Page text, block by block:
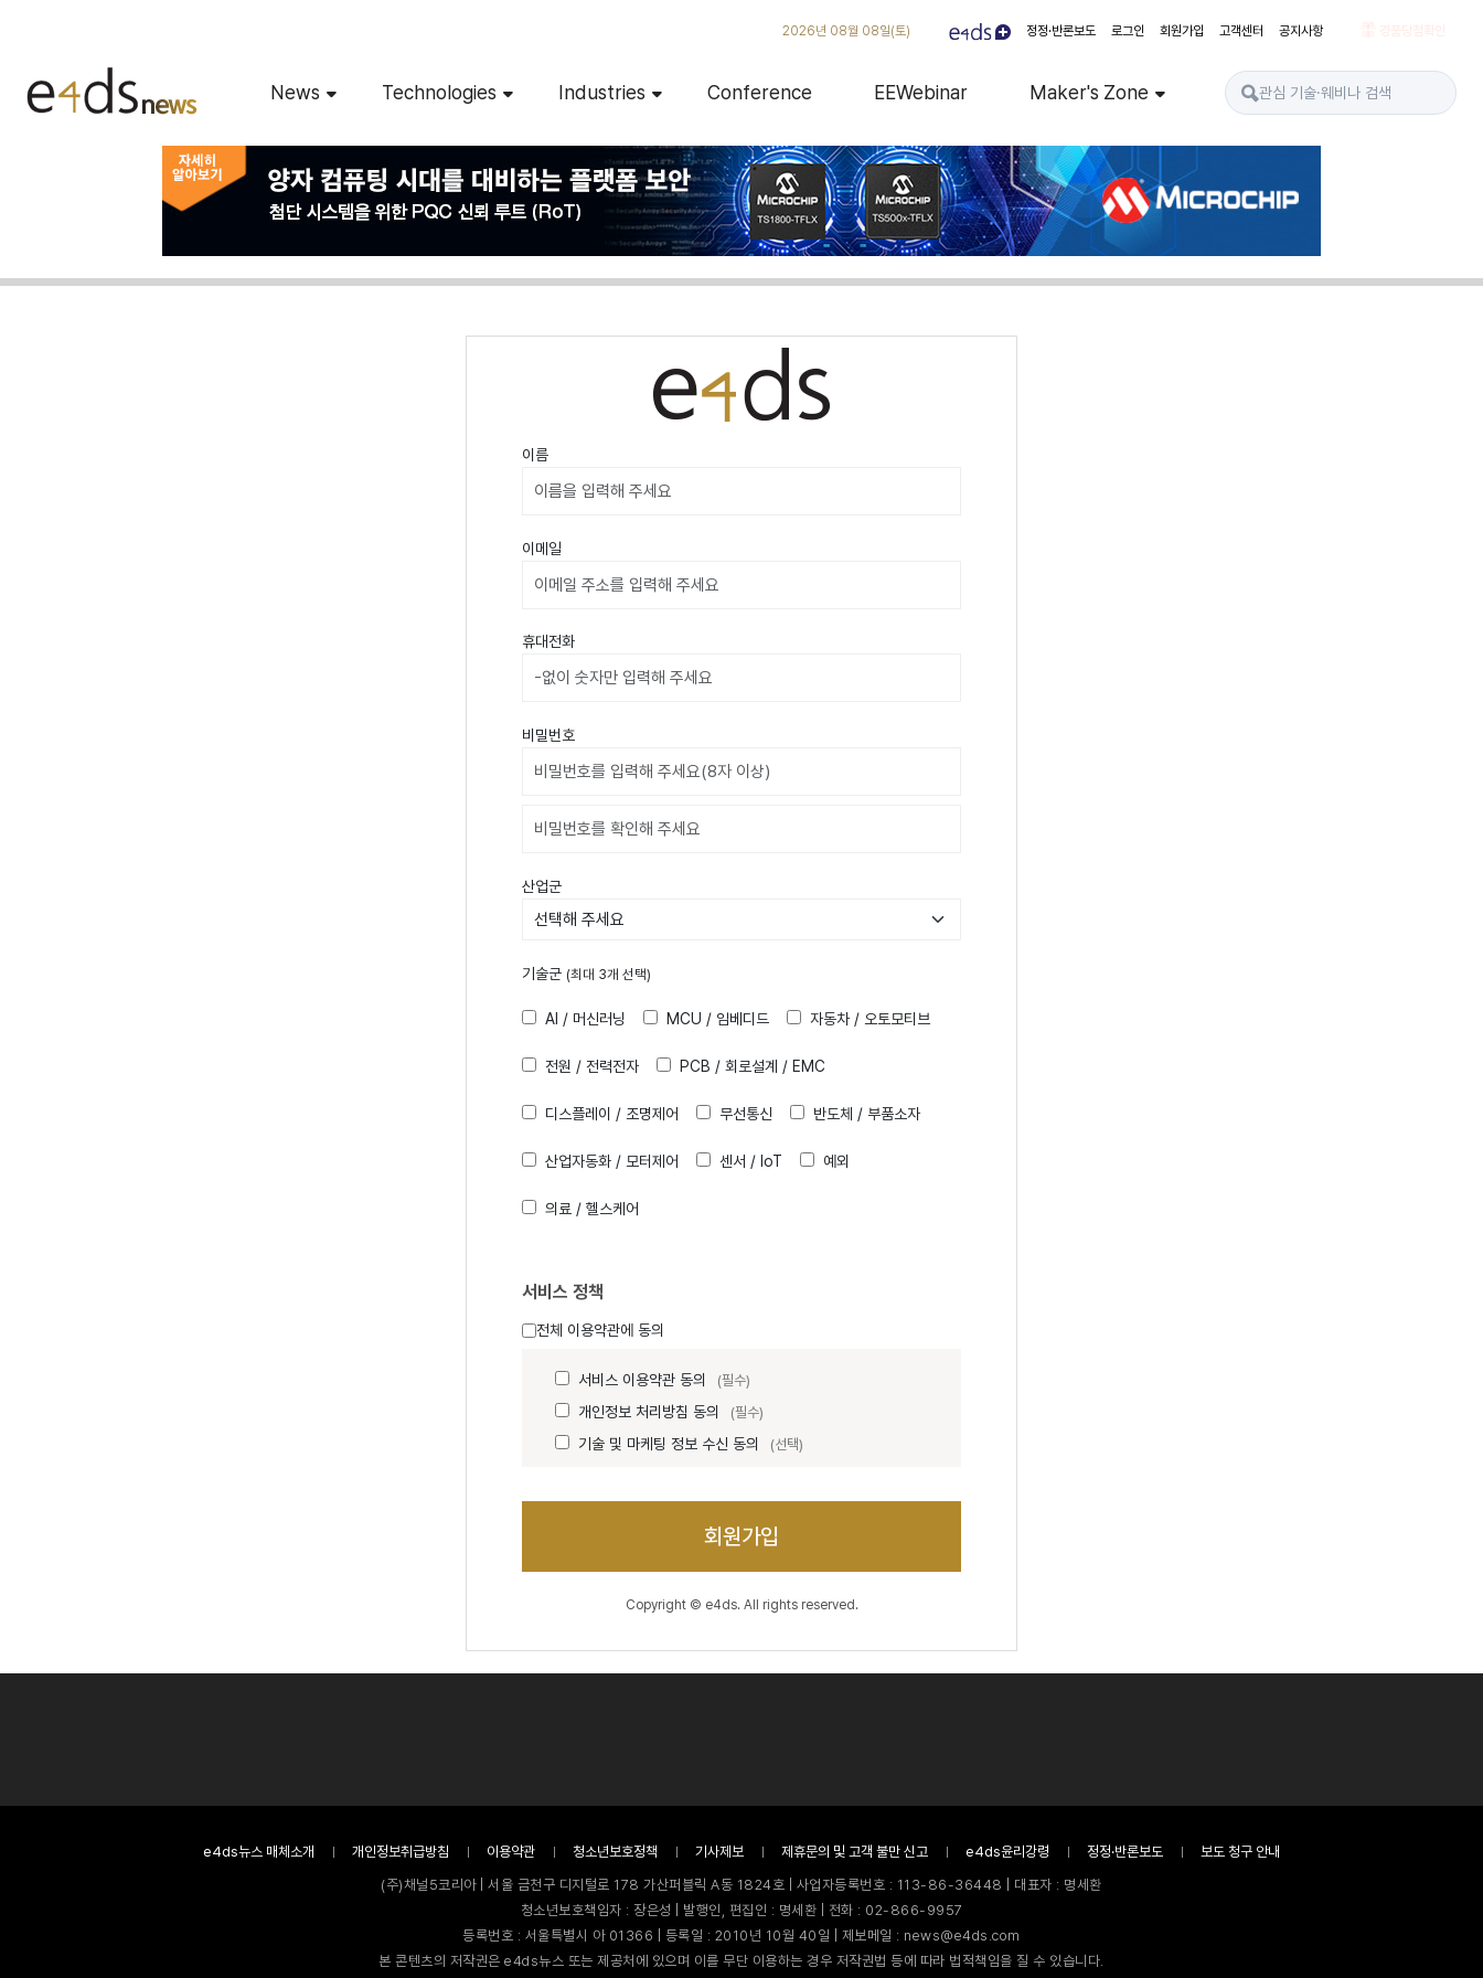
2026년 08월 08일(토) 정정·반론보도 로그인 회원가입 고객센터 공지사항
News Technologies Industries Conference EEWebinar Maker's Zone
이름
이메일
휴대전화
비밀번호
비밀번호확인
산업군
기술군 (최대 3개 선택)
AI / 머신러닝 MCU / 임베디드 자동차 / 오토모티브
전원 / 전력전자 PCB / 회로설계 / EMC
디스플레이 / 조명제어 무선통신 반도체 / 부품소자
산업자동화 / 모터제어 센서 / IoT 예외
의료 / 헬스케어
서비스 정책
전체 이용약관에 동의
서비스 이용약관 동의 (필수)
개인정보 처리방침 동의 (필수)
기술 및 마케팅 정보 수신 동의 (선택)
회원가입
Copyright © e4ds. All rights reserved.
e4ds뉴스 매체소개 개인정보취급방침 이용약관 청소년보호정책 기사제보 제휴문의 및 고객 불만 신고 e4ds윤리강령 정정·반론보도
보도 청구 안내
(주)채널5코리아 | 서울 금천구 디지털로 178 가산퍼블릭 A동 1824호 | 사업자등록번호 : 113-86-36448 | 대표자 : 명세환
청소년보호책임자 : 장은성 | 발행인, 편집인 : 명세환 | 전화 : 02-866-9957
등록번호 : 서울특별시 아 01366 | 등록일 : 2010년 10월 40일 | 제보메일 : news@e4ds.com
본 콘텐츠의 저작권은 e4ds뉴스 또는 제공처에 있으며 이를 무단 이용하는 경우 저작권법 등에 따라 법적책임을 질 수 있습니다.